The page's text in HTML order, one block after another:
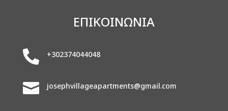
ΕΠΙΚΟΙΝΩΝΙΑ
 +302374044048
 josephvillageapartments@gmail.com